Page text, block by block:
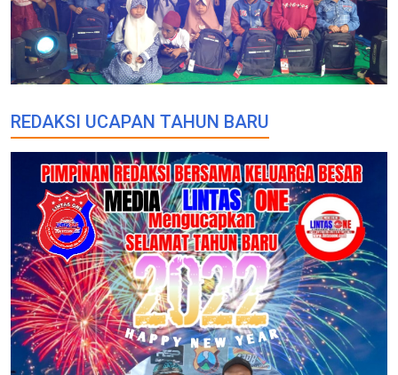
REDAKSI UCAPAN TAHUN BARU